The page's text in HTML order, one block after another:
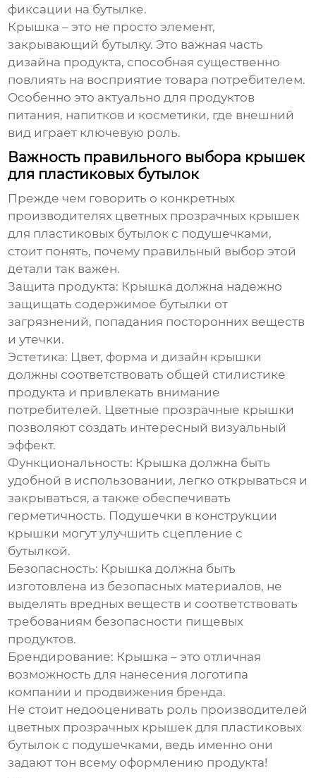
фиксации на бутылке.
Крышка – это не просто элемент,
закрывающий бутылку. Это важная часть
дизайна продукта, способная существенно
повлиять на восприятие товара потребителем.
Особенно это актуально для продуктов
питания, напитков и косметики, где внешний
вид играет ключевую роль.
Важность правильного выбора крышек
для пластиковых бутылок
Прежде чем говорить о конкретных
производителях цветных прозрачных крышек
для пластиковых бутылок с подушечками,
стоит понять, почему правильный выбор этой
детали так важен.
Защита продукта: Крышка должна надежно
защищать содержимое бутылки от
загрязнений, попадания посторонних веществ
и утечки.
Эстетика: Цвет, форма и дизайн крышки
должны соответствовать общей стилистике
продукта и привлекать внимание
потребителей. Цветные прозрачные крышки
позволяют создать интересный визуальный
эффект.
Функциональность: Крышка должна быть
удобной в использовании, легко открываться и
закрываться, а также обеспечивать
герметичность. Подушечки в конструкции
крышки могут улучшить сцепление с
бутылкой.
Безопасность: Крышка должна быть
изготовлена из безопасных материалов, не
выделять вредных веществ и соответствовать
требованиям безопасности пищевых
продуктов.
Брендирование: Крышка – это отличная
возможность для нанесения логотипа
компании и продвижения бренда.
Не стоит недооценивать роль производителей
цветных прозрачных крышек для пластиковых
бутылок с подушечками, ведь именно они
задают тон всему оформлению продукта!